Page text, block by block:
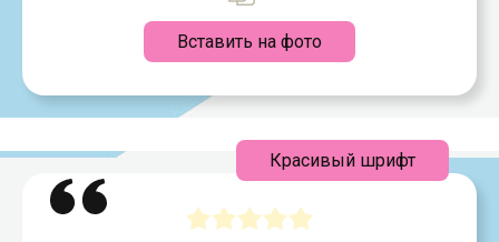
Вставить на фото
Красивый шрифт